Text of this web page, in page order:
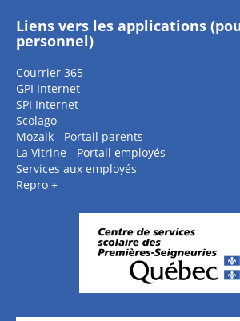
Liens vers les applications
personnel)
Courrier 365
GPI Internet
SPI Internet
Scolago
Mozaik - Portail parents
La Vitrine - Portail employés
Services aux employés
Repro +